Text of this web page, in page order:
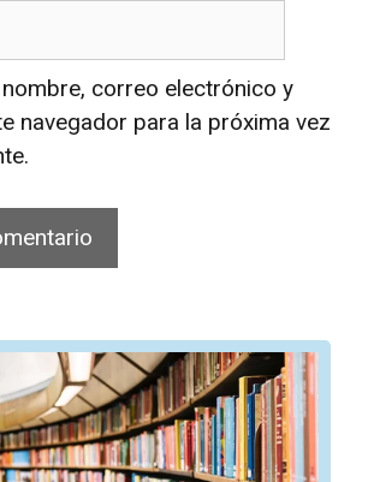
correo electrónico y
navegador para la próxima vez